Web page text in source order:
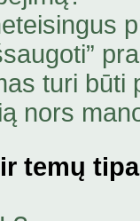
turi būti
nors
temų